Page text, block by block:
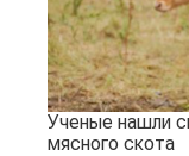
Ученые нашли
мясного скота